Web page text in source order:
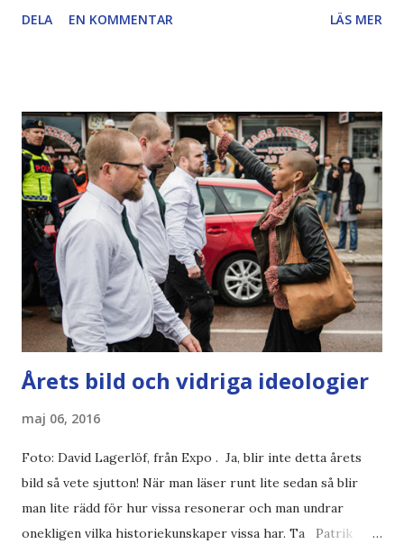
jag har ritat av var en kompis till mig som jag själv uppträtt
mycket om diskussioner i sociala medier har jag förstått,
och får de minsta kritik så backar de, säger Jan Lööf." ( Källa
.) Ett problem med förlagets inställning är vad man kan
tänkas göra med de personer i sig som ser lite
"stereotypa" ut? Som exempel nämnde Rebop Kwaku Baah
- som ju är "den vackra mannen" som Lööf nämner. Får man
verkligen stereotypa sig så?? (Och jag är ironisk, givetvis!)
Men man blir lite kall inombords, vilka mer...
DELA EN KOMMENTAR LÄS MER
Årets bild och vidriga ideologier
maj 06, 2016
Foto: David Lagerlöf, från Expo . Ja, blir inte detta årets
bild så vete sjutton! När man läser runt lite sedan så blir
man lite rädd för hur vissa resonerar och man undrar
onekligen vilka historiekunskaper vissa har. Ta Patrik